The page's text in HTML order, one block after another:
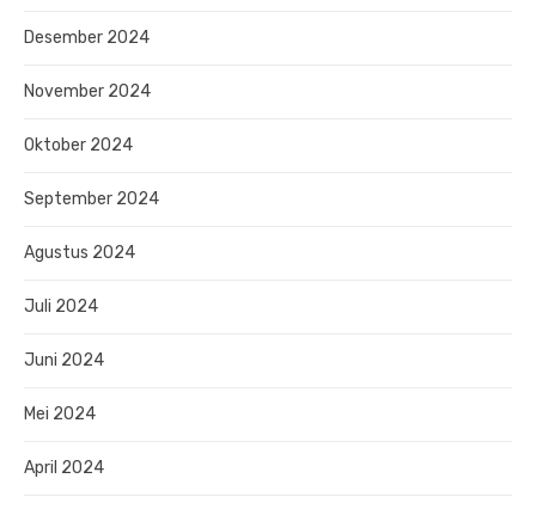
Desember 2024
November 2024
Oktober 2024
September 2024
Agustus 2024
Juli 2024
Juni 2024
Mei 2024
April 2024